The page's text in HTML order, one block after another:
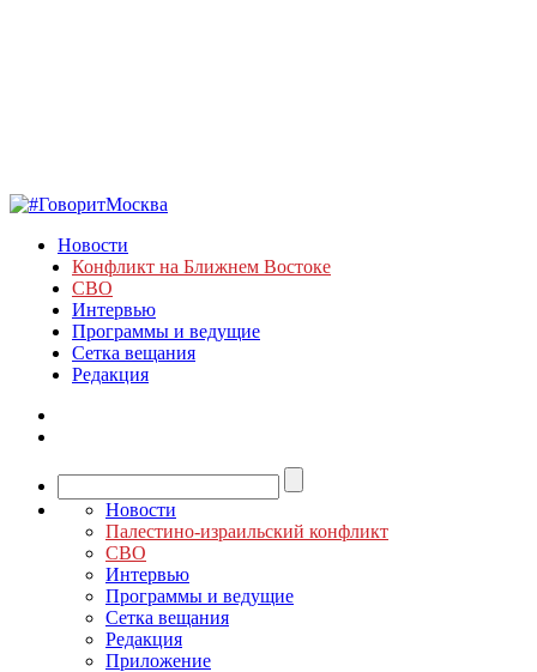
Новости
Конфликт на Ближнем Востоке
СВО
Интервью
Программы и ведущие
Сетка вещания
Редакция
Новости
Палестино-израильский конфликт
СВО
Интервью
Программы и ведущие
Сетка вещания
Редакция
Приложение